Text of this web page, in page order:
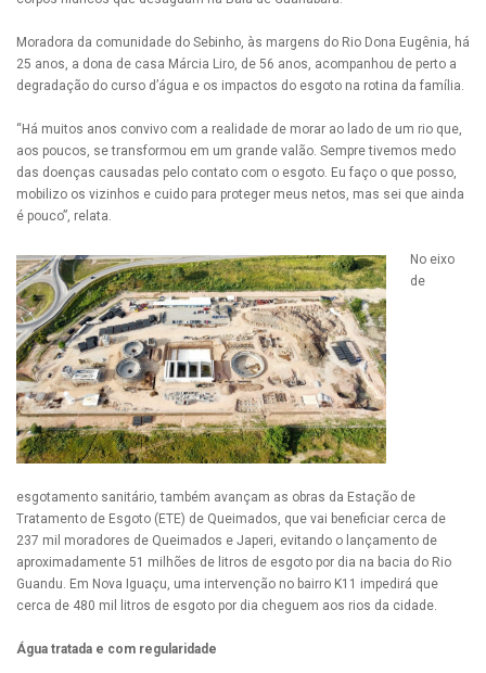
Moradora da comunidade do Sebinho, às margens do Rio Dona Eugênia, há
25 anos, a dona de casa Márcia Liro, de 56 anos, acompanhou de perto a
degradação do curso d’água e os impactos do esgoto na rotina da família.
“Há muitos anos convivo com a realidade de morar ao lado de um rio que,
aos poucos, se transformou em um grande valão. Sempre tivemos medo
das doenças causadas pelo contato com o esgoto. Eu faço o que posso,
mobilizo os vizinhos e cuido para proteger meus netos, mas sei que ainda
é pouco”, relata.
No eixo
de
esgotamento sanitário, também avançam as obras da Estação de
Tratamento de Esgoto (ETE) de Queimados, que vai beneficiar cerca de
237 mil moradores de Queimados e Japeri, evitando o lançamento de
aproximadamente 51 milhões de litros de esgoto por dia na bacia do Rio
Guandu. Em Nova Iguaçu, uma intervenção no bairro K11 impedirá que
cerca de 480 mil litros de esgoto por dia cheguem aos rios da cidade.
Água tratada e com regularidade